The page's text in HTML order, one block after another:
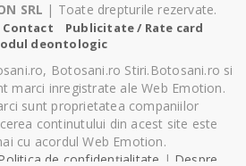
SRL | Toate drepturile rezervate.
Contact
Publicitate / Rate card
deontologic
Botosani.ro Stiri.Botosani.ro si
marci inregistrate ale Web Emotion.
sunt proprietatea companiilor
continutului din acest site este
cu acordul Web Emotion.
de confidențialitate | Despre